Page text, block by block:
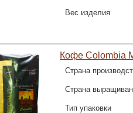
Вес изделия
Кофе Colombia
Страна
Страна
Тип упаковки